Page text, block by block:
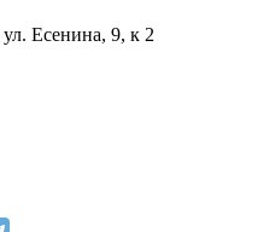
Есенина, 9, к 2